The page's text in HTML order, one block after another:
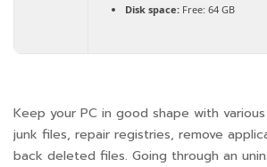
Disk space: Free: 64 GB
Keep your PC in good shape with
junk files, repair registries, remove
back deleted files. Going through an